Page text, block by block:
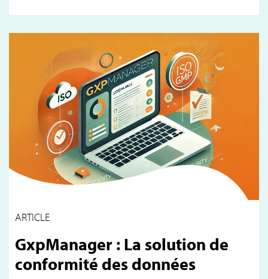
ARTICLE
GxpManager : La solution de
conformité des données